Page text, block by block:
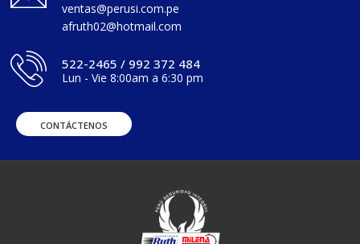
ventas@perusi.com.pe
afruth02@hotmail.com
522-2465 / 992 372 484
Lun - Vie 8:00am a 6:30 pm
CONTÁCTENOS